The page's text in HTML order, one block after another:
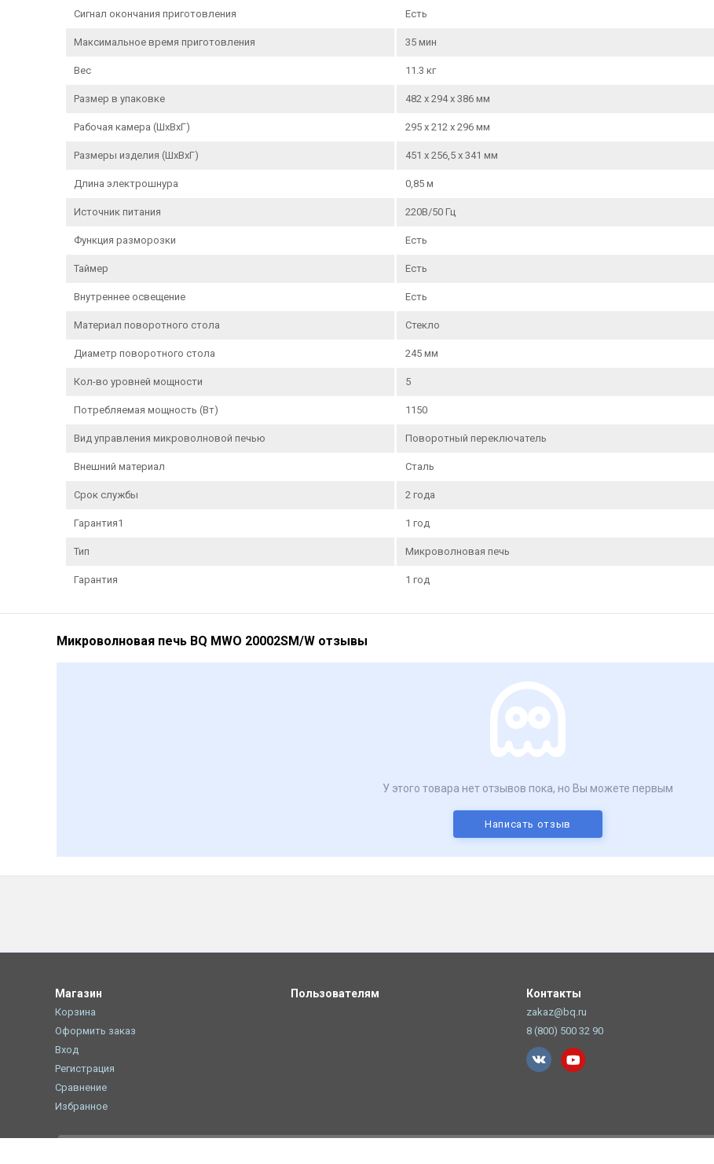
Сигнал окончания приготовления Есть
Максимальное время приготовления 35 мин
Вес 11.3 кг
Размер в упаковке 482 х 294 х 386 мм
Рабочая камера (ШxВxГ) 295 х 212 х 296 мм
Размеры изделия (ШxВxГ) 451 х 256,5 х 341 мм
Длина электрошнура 0,85 м
Источник питания 220В/50 Гц
Функция разморозки Есть
Таймер Есть
Внутреннее освещение Есть
Материал поворотного стола Стекло
Диаметр поворотного стола 245 мм
Кол-во уровней мощности 5
Потребляемая мощность (Вт) 1150
Вид управления микроволновой печью Поворотный переключатель
Внешний материал Сталь
Срок службы 2 года
Гарантия1 1 год
Тип Микроволновая печь
Гарантия 1 год
Микроволновая печь BQ MWO 20002SM/W отзывы
У этого товара нет отзывов пока, но Вы можете первым
Написать отзыв
Магазин
Корзина
Оформить заказ
Вход
Регистрация
Сравнение
Избранное
Пользователям Контакты
zakaz@bq.ru
8 (800) 500 32 90